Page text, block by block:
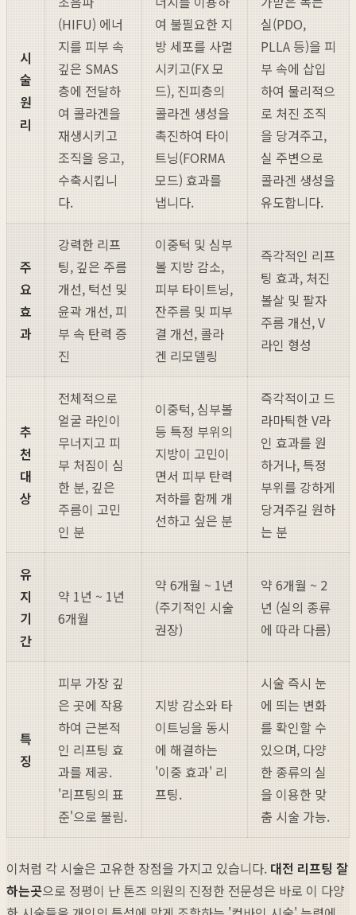
시
술
원
리
(HIFU) 에너
지를 피부 속
깊은 SMAS
층에 전달하
여 콜라겐을
재생시키고
조직을 응고,
수축시킵니
다.
여 불필요한 지
방 세포를 사멸
시키고(FX 모
드), 진피층의
콜라겐 생성을
촉진하여 타이
트닝(FORMA
모드) 효과를
냅니다.
실(PDO,
PLLA 등)을 피
부 속에 삽입
하여 물리적으
로 처진 조직
을 당겨주고,
실 주변으로
콜라겐 생성을
유도합니다.
주
요
효
과
강력한 리프
팅, 깊은 주름
개선, 턱선 및
윤곽 개선, 피
부 속 탄력 증
진
이중턱 및 심부
볼 지방 감소,
피부 타이트닝,
잔주름 및 피부
결 개선, 콜라
겐 리모델링
즉각적인 리프
팅 효과, 처진
볼살 및 팔자
주름 개선, V
라인 형성
추
천
대
상
전체적으로
얼굴 라인이
무너지고 피
부 처짐이 심
한 분, 깊은
주름이 고민
인 분
이중턱, 심부볼
등 특정 부위의
지방이 고민이
면서 피부 탄력
저하를 함께 개
선하고 싶은 분
즉각적이고 드
라마틱한 V라
인 효과를 원
하거나, 특정
부위를 강하게
당겨주길 원하
는 분
유
지
기
간
약 1년 ~ 1년
6개월
약 6개월 ~ 1년
(주기적인 시술
권장)
약 6개월 ~ 2
년 (실의 종류
에 따라 다름)
특
징
피부 가장 깊
은 곳에 작용
하여 근본적
인 리프팅 효
과를 제공.
'리프팅의 표
준'으로 불림.
지방 감소와 타
이트닝을 동시
에 해결하는
'이중 효과' 리
프팅.
시술 즉시 눈
에 띄는 변화
를 확인할 수
있으며, 다양
한 종류의 실
을 이용한 맞
춤 시술 가능.
이처럼 각 시술은 고유한 장점을 가지고 있습니다. 대전 리프팅 잘
하는곳으로 정평이 난 톤즈 의원의 진정한 전문성은 바로 이 다양